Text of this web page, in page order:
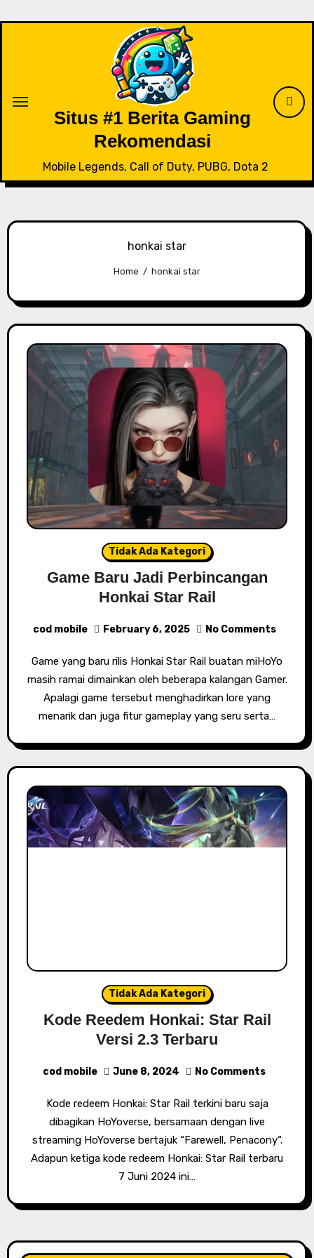
Situs #1 Berita Gaming
Rekomendasi
Mobile Legends, Call of Duty, PUBG, Dota 2
honkai star
Home honkai star
Tidak Ada Kategori
Game Baru Jadi Perbincangan
Honkai Star Rail
cod mobile February 6, 2025 No Comments
Game yang baru rilis Honkai Star Rail buatan miHoYo
masih ramai dimainkan oleh beberapa kalangan Gamer.
Apalagi game tersebut menghadirkan lore yang
menarik dan juga fitur gameplay yang seru serta…
Tidak Ada Kategori
Kode Reedem Honkai: Star Rail
Versi 2.3 Terbaru
cod mobile June 8, 2024 No Comments
Kode redeem Honkai: Star Rail terkini baru saja
dibagikan HoYoverse, bersamaan dengan live
streaming HoYoverse bertajuk “Farewell, Penacony“.
Adapun ketiga kode redeem Honkai: Star Rail terbaru
7 Juni 2024 ini…